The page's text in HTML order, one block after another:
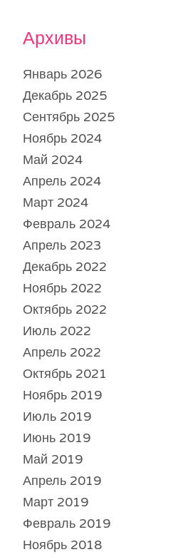
Архивы
Январь 2026
Декабрь 2025
Сентябрь 2025
Ноябрь 2024
Май 2024
Апрель 2024
Март 2024
Февраль 2024
Апрель 2023
Декабрь 2022
Ноябрь 2022
Октябрь 2022
Июль 2022
Апрель 2022
Октябрь 2021
Ноябрь 2019
Июль 2019
Июнь 2019
Май 2019
Апрель 2019
Март 2019
Февраль 2019
Ноябрь 2018